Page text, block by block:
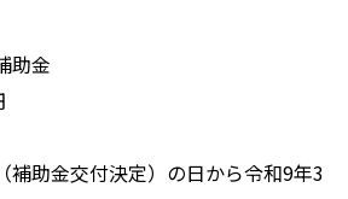
助金
補助金交付決定）の日から令和9年3